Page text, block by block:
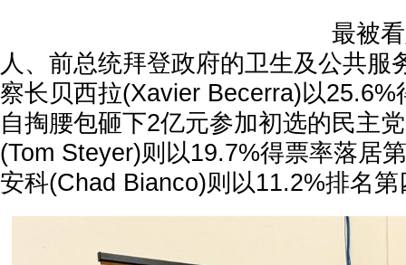
最被看
人、前总统拜登政府的卫生及公共服
察长贝西拉(Xavier Becerra)以25.6%
自掏腰包砸下2亿元参加初选的民主
(Tom Steyer)则以19.7%得票率落居
安科(Chad Bianco)则以11.2%排名第